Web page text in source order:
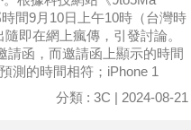
間9月10日上午10時（台灣時
即在網上瘋傳，引發討論。
請函，而邀請函上顯示的時間
測的時間相符；iPhone 1
分類 : 3C | 2024-08-21